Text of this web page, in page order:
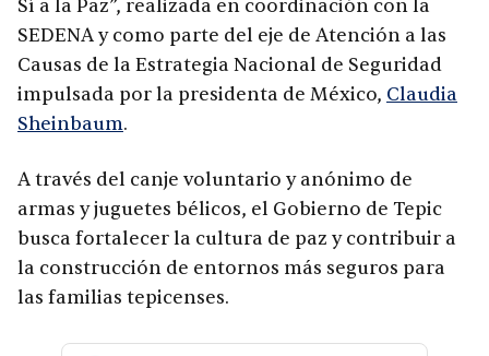
Sí a la Paz”, realizada en coordinación con la
SEDENA y como parte del eje de Atención a las
Causas de la Estrategia Nacional de Seguridad
impulsada por la presidenta de México, Claudia
Sheinbaum.
A través del canje voluntario y anónimo de
armas y juguetes bélicos, el Gobierno de Tepic
busca fortalecer la cultura de paz y contribuir a
la construcción de entornos más seguros para
las familias tepicenses.